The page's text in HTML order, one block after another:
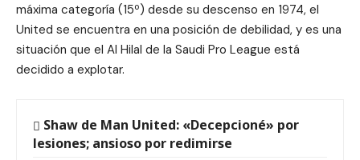
máxima categoría (15º) desde su descenso en 1974, el
United se encuentra en una posición de debilidad, y es una
situación que el Al Hilal de la Saudi Pro League está
decidido a explotar.
Shaw de Man United: «Decepcioné» por
lesiones; ansioso por redimirse